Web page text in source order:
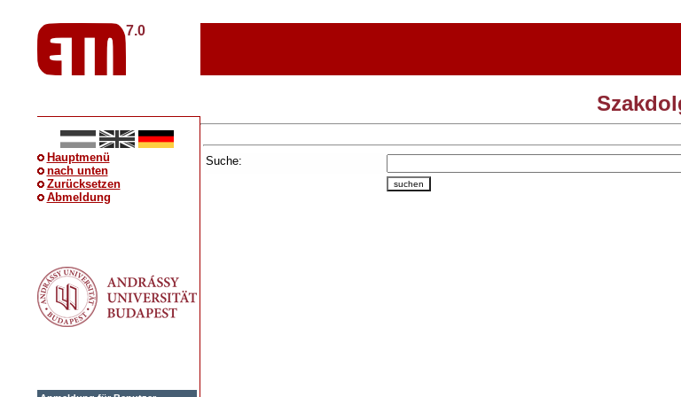
7.0
Hauptmenü
nach unten
Zurücksetzen
Abmeldung
Suche:
suchen